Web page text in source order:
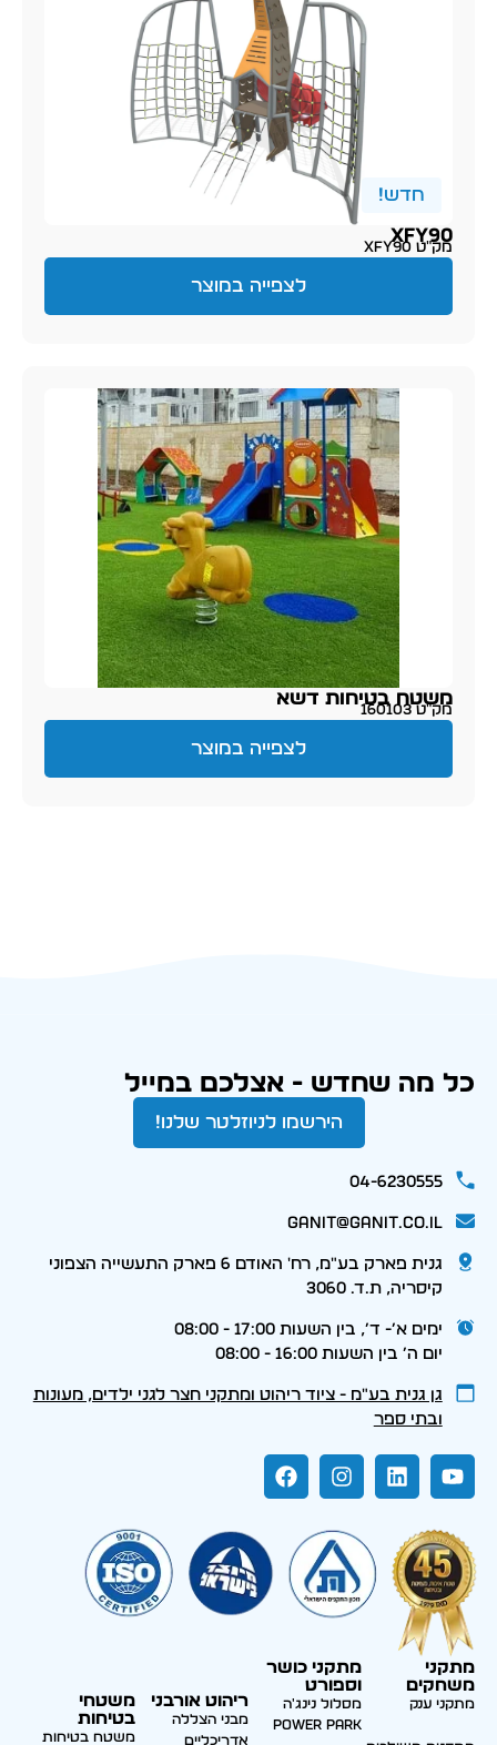
חדש!
XFY90
מק״ט XFY90
לצפייה במוצר
משטח בטיחות דשא
מק״ט 160103
לצפייה במוצר
כל מה שחדש - אצלכם במייל
הירשמו לניוזלטר שלנו!
04-6230555
ganit@ganit.co.il
גנית פארק בע"מ, רח' האודם 6 פארק התעשייה הצפוני
קיסריה, ת.ד. 3060
ימים א׳- ד׳, בין השעות 17:00 - 08:00
יום ה׳ בין השעות 16:00 - 08:00
גן גנית בע״מ - ציוד ריהוט ומתקני חצר לגני ילדים, מעונות
ובתי ספר
מתקני
משחקים
מתקני ענק
מתקני כושר
וספורט
מסלול נינג'ה
Power park
ריהוט אורבני
מבני הצללה
אדריכליים
משטחי
בטיחות
משטח בטיחות